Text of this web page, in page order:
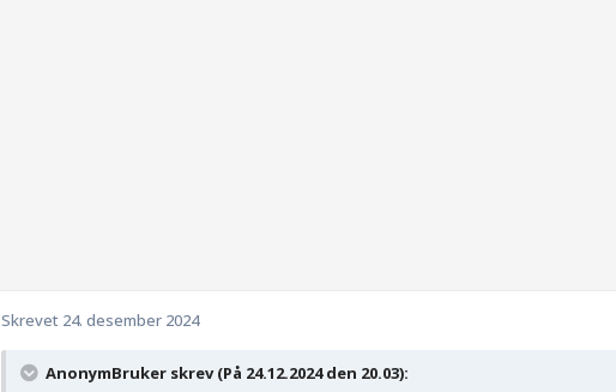
Skrevet 24. desember 2024
AnonymBruker skrev (På 24.12.2024 den 20.03):